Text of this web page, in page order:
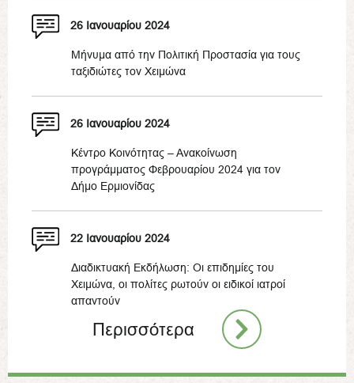
26 Ιανουαρίου 2024
Μήνυμα από την Πολιτική Προστασία για τους
ταξιδιώτες τον Χειμώνα
26 Ιανουαρίου 2024
Κέντρο Κοινότητας – Ανακοίνωση
προγράμματος Φεβρουαρίου 2024 για τον
Δήμο Ερμιονίδας
22 Ιανουαρίου 2024
Διαδικτυακή Εκδήλωση: Οι επιδημίες του
Χειμώνα, οι πολίτες ρωτούν οι ειδικοί ιατροί
απαντούν
Περισσότερα